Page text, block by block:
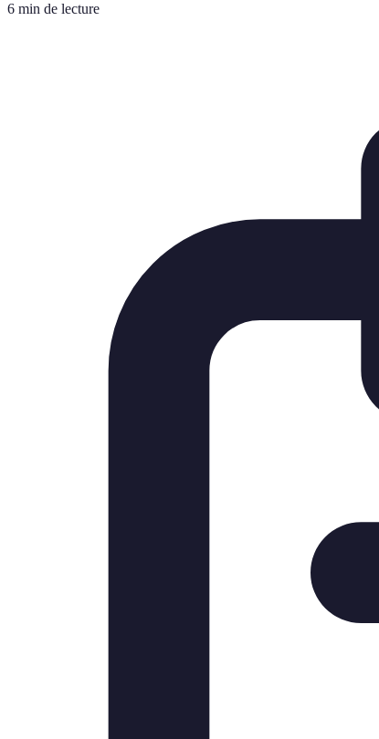
6 min de lecture